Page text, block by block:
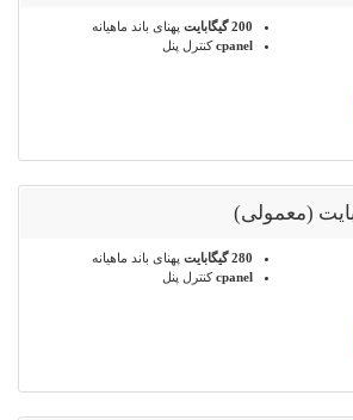
200 گیگابایت
پهنای باند ماهیانه
cpanelکنترل پنل
280 گیگابایت
پهنای باند ماهیانه
cpanelکنترل پنل